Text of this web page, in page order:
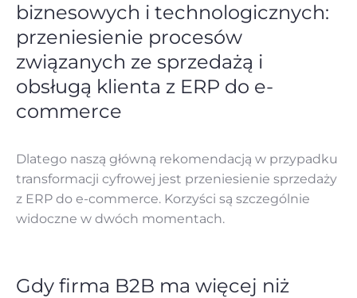
biznesowych i technologicznych:
przeniesienie procesów
związanych ze sprzedażą i
obsługą klienta z ERP do e-
commerce
Dlatego naszą główną rekomendacją w przypadku
transformacji cyfrowej jest przeniesienie sprzedaży
z ERP do e-commerce. Korzyści są szczególnie
widoczne w dwóch momentach.
Gdy firma B2B ma więcej niż